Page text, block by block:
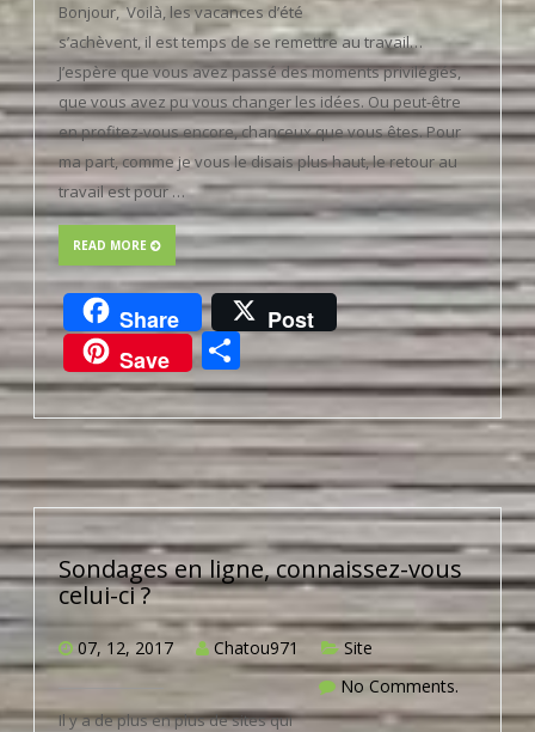
Bonjour, Voilà, les vacances d’été
s’achèvent, il est temps de se remettre au travail…
J’espère que vous avez passé des moments privilégiés,
que vous avez pu vous changer les idées. Ou peut-être
en profitez-vous encore, chanceux que vous êtes. Pour
ma part, comme je vous le disais plus haut, le retour au
travail est pour …
READ MORE
Share
Post
Save
Partager
Sondages en ligne, connaissez-vous
celui-ci ?
07, 12, 2017 Chatou971
Site
No Comments.
Il y a de plus en plus de sites qui